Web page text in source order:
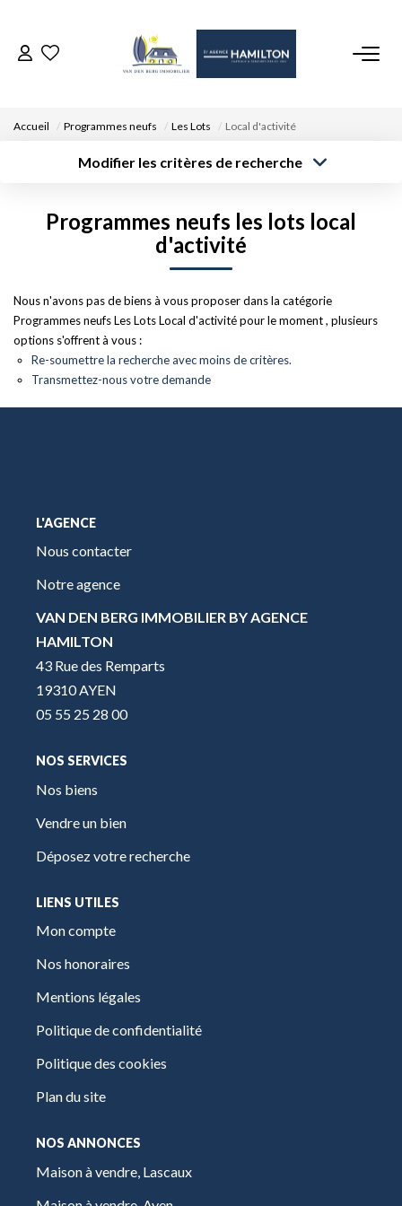
DÉPOSEZ VOTRE RECHERCHE
NOUS REJOINDRE
CONTACT
Accueil Programmes neufs Les Lots Local d'activité
Modifier les critères de recherche
transaction
Budget max Rayon
Programmes neufs les lots local
d'activité
Nous n'avons pas de biens à vous proposer dans la catégorie
Programmes neufs Les Lots Local d'activité pour le moment , plusieurs
options s'offrent à vous :
Re-soumettre la recherche avec moins de critères.
Transmettez-nous votre demande
L'AGENCE
Nous contacter
Notre agence
VAN DEN BERG IMMOBILIER BY AGENCE
HAMILTON
43 Rue des Remparts
19310 AYEN
05 55 25 28 00
NOS SERVICES
Nos biens
Vendre un bien
Déposez votre recherche
LIENS UTILES
Mon compte
Nos honoraires
Mentions légales
Politique de confidentialité
Politique des cookies
Plan du site
NOS ANNONCES
Maison à vendre, Lascaux